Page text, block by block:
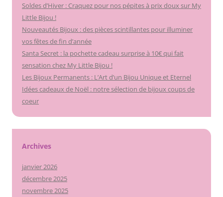
Soldes d’Hiver : Craquez pour nos pépites à prix doux sur My
Little Bijou !
Nouveautés Bijoux : des pièces scintillantes pour illuminer
vos fêtes de fin d’année
Santa Secret : la pochette cadeau surprise à 10€ qui fait
sensation chez My Little Bijou !
Les Bijoux Permanents : L’Art d’un Bijou Unique et Eternel
Idées cadeaux de Noël : notre sélection de bijoux coups de
coeur
Archives
janvier 2026
décembre 2025
novembre 2025